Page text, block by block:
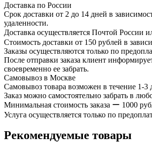
Доставка по России
Срок доставки от 2 до 14 дней в
удаленности.
Доставка осуществляется Почтой России
Стоимость доставки от 150 рублей в
Заказы осуществляются только по
После отправки заказа клиент
своевременно ее забрать.
Самовывоз в Москве
Самовывоз товара возможен в течение 1-3
Заказ можно самостоятельно забрать в
Минимальная стоимость заказа ー 1000
Услуга осуществляется только по
Рекомендуемые товары